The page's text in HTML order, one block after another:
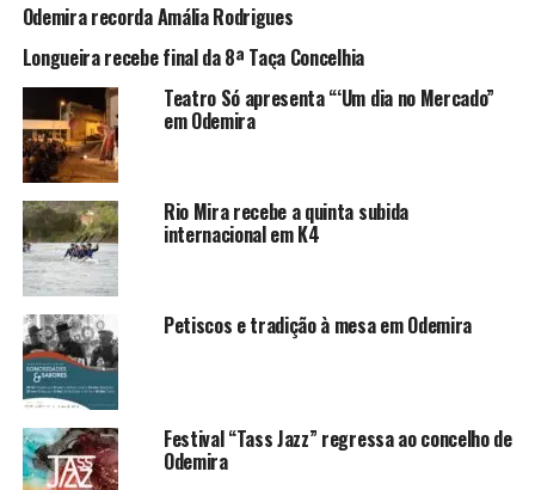
Odemira recorda Amália Rodrigues
Longueira recebe final da 8ª Taça Concelhia
Teatro Só apresenta “‘Um dia no Mercado”
em Odemira
Rio Mira recebe a quinta subida
internacional em K4
Petiscos e tradição à mesa em Odemira
Festival “Tass Jazz” regressa ao concelho de
Odemira